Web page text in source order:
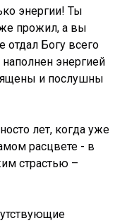
энергии! Ты
прожил, а вы
отдал Богу всего
энергией
и послушны
лет, когда уже
расцвете - в
страстью –